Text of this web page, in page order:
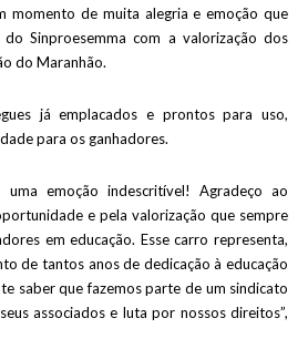
momento de muita alegria e emoção que
Sinproesemma com a valorização dos
do Maranhão.
já emplacados e prontos para uso,
para os ganhadores.
uma emoção indescritível! Agradeço ao
e pela valorização que sempre
em educação. Esse carro representa,
de tantos anos de dedicação à educação
saber que fazemos parte de um sindicato
associados e luta por nossos direitos”,